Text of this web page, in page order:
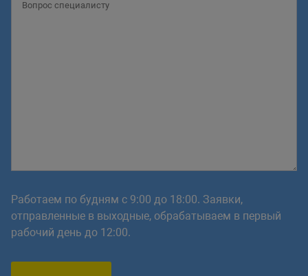
Работаем по будням с 9:00 до 18:00. Заявки,
отправленные в выходные, обрабатываем в первый
рабочий день до 12:00.